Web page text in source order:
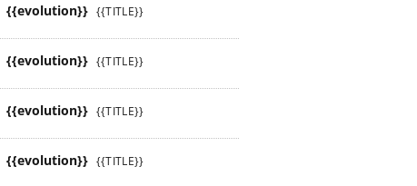
{{evolution}} {{TITLE}}
{{evolution}} {{TITLE}}
{{evolution}} {{TITLE}}
{{evolution}} {{TITLE}}